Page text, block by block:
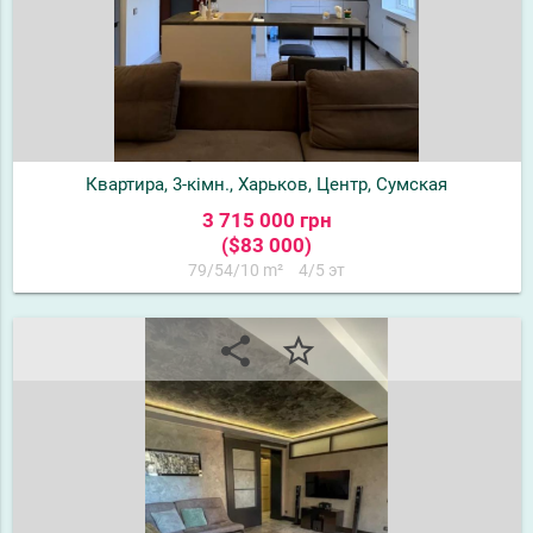
Квартира, 3-кімн., Харьков, Центр, Сумская
3 715 000 грн
($83 000)
79/54/10 m² 4/5 эт
share star_border